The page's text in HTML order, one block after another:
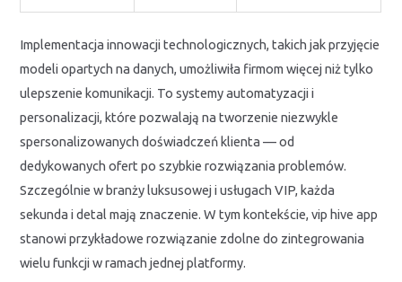
Implementacja innowacji technologicznych, takich jak przyjęcie
modeli opartych na danych, umożliwiła firmom więcej niż tylko
ulepszenie komunikacji. To systemy automatyzacji i
personalizacji, które pozwalają na tworzenie niezwykle
spersonalizowanych doświadczeń klienta — od
dedykowanych ofert po szybkie rozwiązania problemów.
Szczególnie w branży luksusowej i usługach VIP, każda
sekunda i detal mają znaczenie. W tym kontekście, vip hive app
stanowi przykładowe rozwiązanie zdolne do zintegrowania
wielu funkcji w ramach jednej platformy.